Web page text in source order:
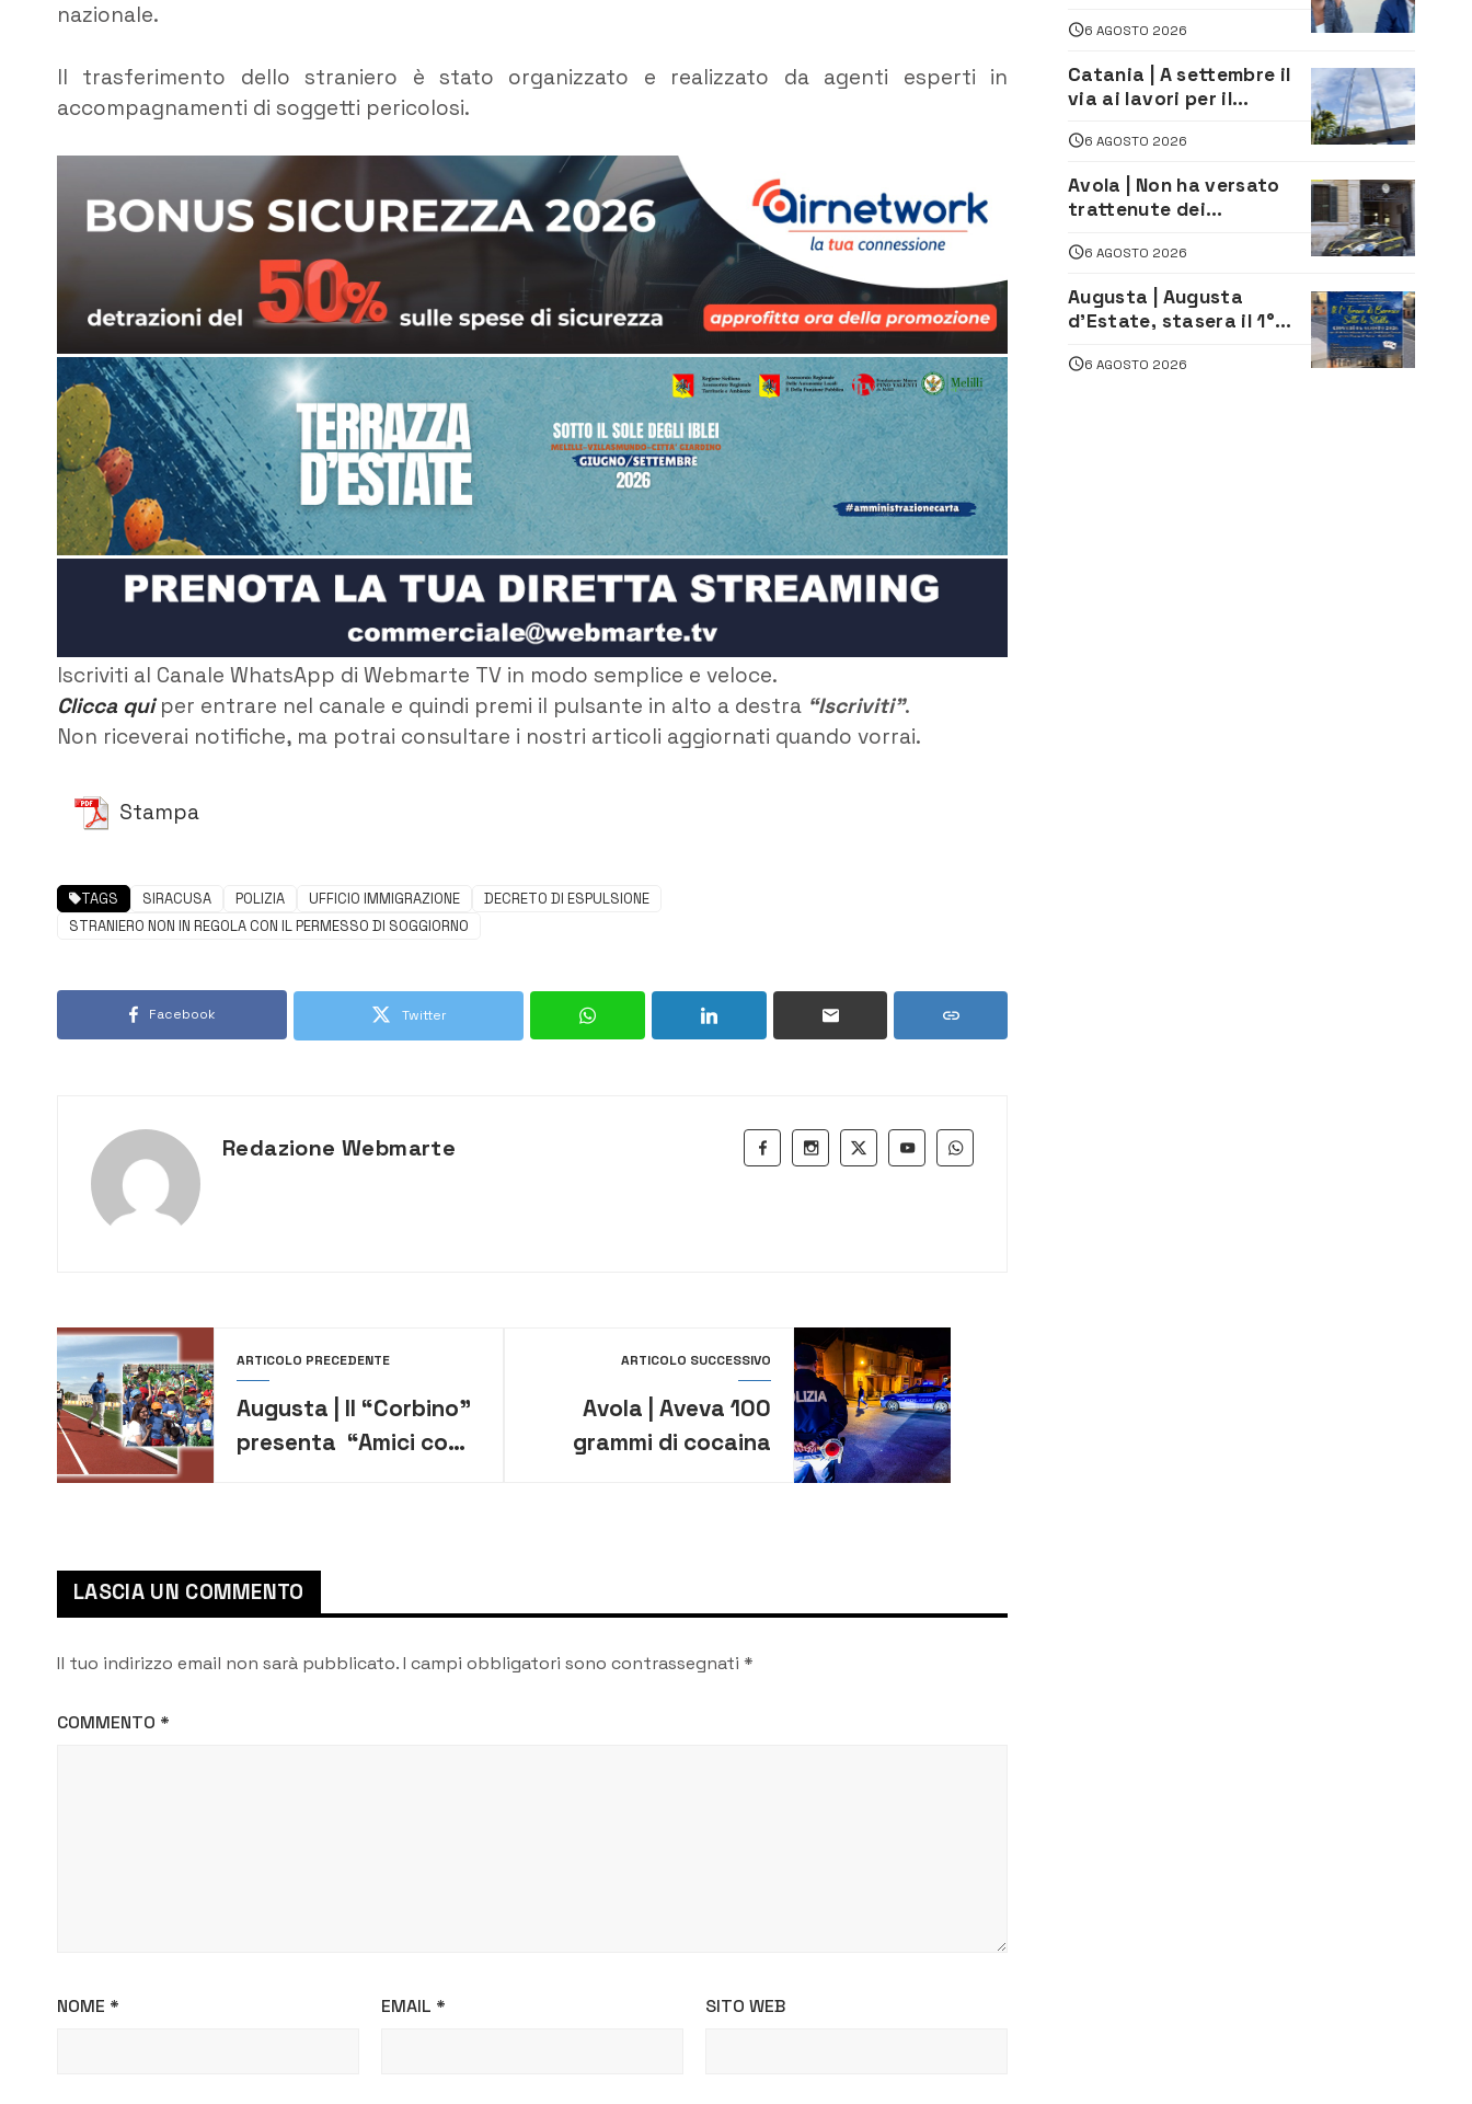
nazionale.
Il trasferimento dello straniero è stato organizzato e realizzato da agenti esperti in
accompagnamenti di soggetti pericolosi.
Iscriviti al Canale WhatsApp di Webmarte TV in modo semplice e veloce.
Clicca quiper entrare nel canale e quindi premi il pulsante in alto a destra “Iscriviti”.
Non riceverai notifiche, ma potrai consultare i nostri articoli aggiornati quando vorrai.
Stampa
TAGS SIRACUSA POLIZIA UFFICIO IMMIGRAZIONE
DECRETO DI ESPULSIONE
STRANIERO NON IN REGOLA CON IL PERMESSO DI SOGGIORNO
Facebook Twitter
Redazione Webmarte
ARTICOLO PRECEDENTE
Augusta | Il “Corbino”
presenta “Amici come
ARTICOLO SUCCESSIVO
Avola | Aveva 100
grammi di cocaina
LASCIA UN COMMENTO
Il tuo indirizzo email non sarà pubblicato.I campi obbligatori sono contrassegnati *
COMMENTO *
NOME * EMAIL * SITO WEB
comunità e il territorio
6 AGOSTO 2026
Catania | A settembre il
via ai lavori per il
sud del porto
6 AGOSTO 2026
Avola | Non ha versato
trattenute dei
oltre 700 mila euro a
imprenditore della
climatizzazione
6 AGOSTO 2026
Augusta | Augusta
d’Estate, stasera il 1°
le Stelle: piazza
6 AGOSTO 2026